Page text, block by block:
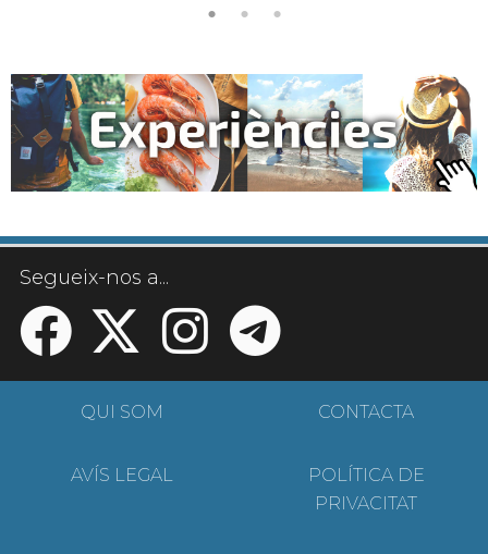
Segueix-nos a...
QUI SOM CONTACTA
AVÍS LEGAL
POLÍTICA DE
PRIVACITAT